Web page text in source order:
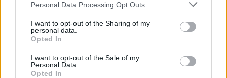
negar su consentimiento. Tenga en cuenta que algún
de su consentimiento, pero usted tiene el derecho de
rechazar tal procesamiento. Sus preferencias se aplicarán
cualquier momento entrando de nuevo en este sitio web o
visitando nuestra política de privacidad.
Personal Data Processing Opt Outs
I want to opt-out of the Sharing of my
personal data.
Opted In
I want to opt-out of the Sale of my
Personal Data.
Opted In